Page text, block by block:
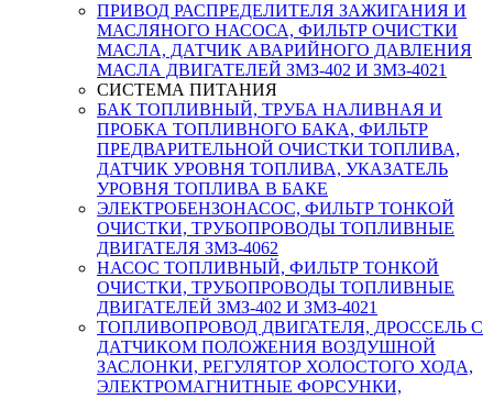
ПРИВОД РАСПРЕДЕЛИТЕЛЯ ЗАЖИГАНИЯ И
МАСЛЯНОГО НАСОСА, ФИЛЬТР ОЧИСТКИ
МАСЛА, ДАТЧИК АВАРИЙНОГО ДАВЛЕНИЯ
МАСЛА ДВИГАТЕЛЕЙ ЗМЗ-402 И ЗМЗ-4021
СИСТЕМА ПИТАНИЯ
БАК ТОПЛИВНЫЙ, ТРУБА НАЛИВНАЯ И
ПРОБКА ТОПЛИВНОГО БАКА, ФИЛЬТР
ПРЕДВАРИТЕЛЬНОЙ ОЧИСТКИ ТОПЛИВА,
ДАТЧИК УРОВНЯ ТОПЛИВА, УКАЗАТЕЛЬ
УРОВНЯ ТОПЛИВА В БАКЕ
ЭЛЕКТРОБЕНЗОНАСОС, ФИЛЬТР ТОНКОЙ
ОЧИСТКИ, ТРУБОПРОВОДЫ ТОПЛИВНЫЕ
ДВИГАТЕЛЯ ЗМЗ-4062
НАСОС ТОПЛИВНЫЙ, ФИЛЬТР ТОНКОЙ
ОЧИСТКИ, ТРУБОПРОВОДЫ ТОПЛИВНЫЕ
ДВИГАТЕЛЕЙ ЗМЗ-402 И ЗМЗ-4021
ТОПЛИВОПРОВОД ДВИГАТЕЛЯ, ДРОССЕЛЬ С
ДАТЧИКОМ ПОЛОЖЕНИЯ ВОЗДУШНОЙ
ЗАСЛОНКИ, РЕГУЛЯТОР ХОЛОСТОГО ХОДА,
ЭЛЕКТРОМАГНИТНЫЕ ФОРСУНКИ,